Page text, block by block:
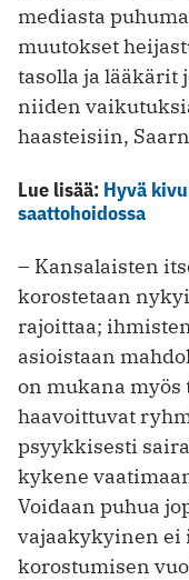
mediasta
muutokset
tasolla ja lääkärit
niiden
haasteisiin,
Lue lisää: Hyvä
saattohoidossa
– Kansalaisten
korostetaan
rajoittaa;
asioistaan
on mukana
haavoittuvat
psyykkisesti
kykene
Voidaan puhua
vajaakykyinen ei
korostumisen